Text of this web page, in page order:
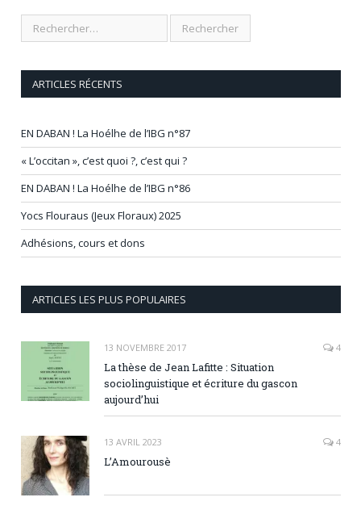
ARTICLES RÉCENTS
EN DABAN ! La Hoélhe de l’IBG n°87
« L’occitan », c’est quoi ?, c’est qui ?
EN DABAN ! La Hoélhe de l’IBG n°86
Yocs Flouraus (Jeux Floraux) 2025
Adhésions, cours et dons
ARTICLES LES PLUS POPULAIRES
13 NOVEMBRE 2017 4
La thèse de Jean Lafitte : Situation
sociolinguistique et écriture du gascon
aujourd’hui
13 AVRIL 2023 4
L’Amourousè